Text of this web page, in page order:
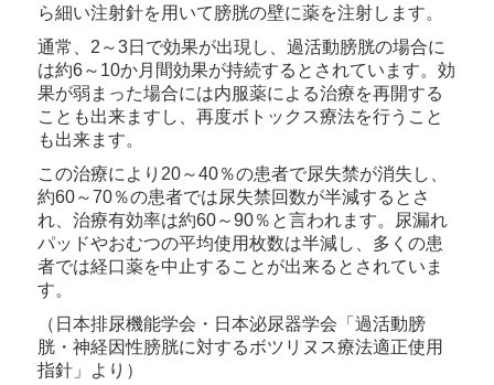
ら細い注射針を用いて膀胱の壁に薬を注射します。
通常、2～3日で効果が出現し、過活動膀胱の場合に
は約6～10か月間効果が持続するとされています。効
果が弱まった場合には内服薬による治療を再開する
ことも出来ますし、再度ボトックス療法を行うこと
も出来ます。
この治療により20～40％の患者で尿失禁が消失し、
約60～70％の患者では尿失禁回数が半減するとさ
れ、治療有効率は約60～90％と言われます。尿漏れ
パッドやおむつの平均使用枚数は半減し、多くの患
者では経口薬を中止することが出来るとされていま
す。
（日本排尿機能学会・日本泌尿器学会「過活動膀
胱・神経因性膀胱に対するボツリヌス療法適正使用
指針」より）